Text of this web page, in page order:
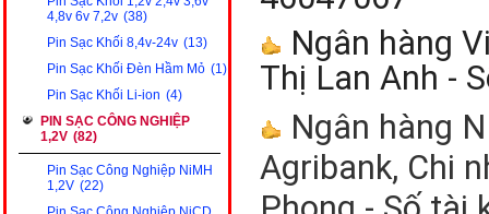
4,8v 6v 7,2v (38)
Pin Sạc Khối 8,4v-24v (13)
Pin Sạc Khối Đèn Hầm Mỏ (1)
Pin Sạc Khối Li-ion (4)
PIN SẠC CÔNG NGHIỆP
1,2V (82)
Pin Sạc Công Nghiệp NiMH
1,2V (22)
Ngân hàng
Thị Lan Anh -
Ngân hàng
Agribank, Chi